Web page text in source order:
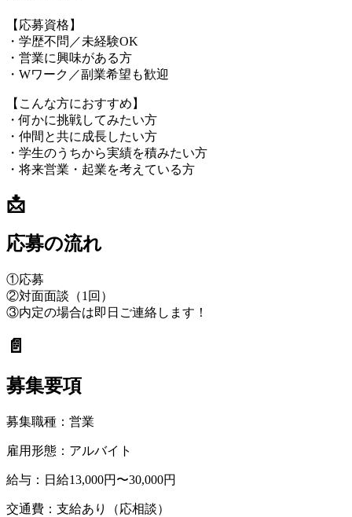
【応募資格】
・学歴不問／未経験OK
・営業に興味がある方
・Wワーク／副業希望も歓迎
【こんな方におすすめ】
・何かに挑戦してみたい方
・仲間と共に成長したい方
・学生のうちから実績を積みたい方
・将来営業・起業を考えている方
📩
応募の流れ
①応募
②対面面談（1回）
③内定の場合は即日ご連絡します！
📄
募集要項
募集職種： 営業
雇用形態： アルバイト
給与： 日給13,000円〜30,000円
交通費： 支給あり（応相談）